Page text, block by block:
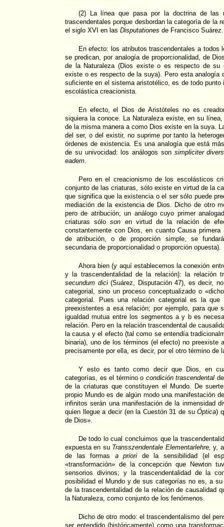
(2) La línea que pasa por la doctrina de las
trascendentales porque desbordan la categoría de la
el siglo XVI en las Disputationes de Francisco Suárez.
En efecto: los atributos trascendentales a todos
se predican, por analogía de proporcionalidad, de
de la Naturaleza (Dios existe o es respecto de su
existe o es respecto de la suya). Pero esta analogía
suficiente en el sistema aristotélico, es de todo punto
escolástica creacionista.
En efecto, el Dios de Aristóteles no es
siquiera la conoce. La Naturaleza existe, en su
de la misma manera a como Dios existe en la suya.
del ser, o del existir, no suprime por tanto la
órdenes de existencia. Es una analogía que está
de su univocidad: los análogos son simpliciter
eadem.
Pero en el creacionismo de los escolásticos
conjunto de las criaturas, sólo existe en virtud de la
que significa que la existencia o el ser sólo puede
mediación de la existencia de Dios. Dicho de otro
pero de atribución; un análogo cuyo primer
criaturas sóloson en virtud de la relación de
constantemente con Dios, en cuanto Causa primera
de atribución, o de proporción simple, se
secundaria de proporcionalidad o proporción opuesta).
Ahora bien (y aquí establecemos la conexión
y la trascendentalidad de la relación): la relación
secundum dici(Suárez, Disputación 47), es decir,
categorial, sino un proceso conceptualizado o
categorial. Pues una relación categorial es la que
preexistentes a esa relación; por ejemplo, para que
igualdad mutua entre los segmentos a y b es
relación. Pero en la relación trascendental de
la causa y el efecto (tal como se entendía
binaria), uno de los términos (el efecto) no preexiste
precisamente por ella, es decir, por el otro término de
Y esto es tanto como decir que Dios, en
categorías, es el término o condición trascendental
de la criaturas que constituyen el Mundo. De
propio Mundo es de algún modo una manifestación
infinitos serán una manifestación de la inmensidad
quien llegue a decir (en la Cuestón 31 de suÓptica)
de Dios».
De todo lo cual concluimos que la
expuesta en su Transszendentale Elementarlehre, y,
de las formas a priori de la sensibilidad (el
«transformación» de la concepción que Newton
sensorios divinos; y la trascendentalidad de la
posibilidad el Mundo y de sus categorías no es, a
de la trascendentalidad de la relación de causalidad
la Naturaleza, como conjunto de los fenómenos.
Dicho de otro modo: el trascendentalismo del
ser entendido (históricamente) como una